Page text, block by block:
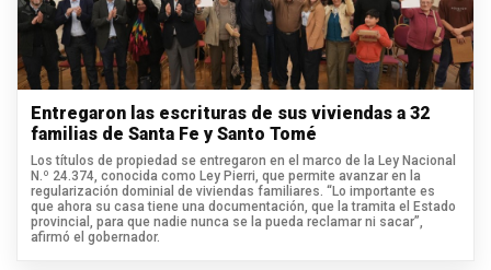
Entregaron las escrituras de sus viviendas a 32
familias de Santa Fe y Santo Tomé
Los títulos de propiedad se entregaron en el marco de la Ley Nacional
N.º 24.374, conocida como Ley Pierri, que permite avanzar en la
regularización dominial de viviendas familiares. “Lo importante es
que ahora su casa tiene una documentación, que la tramita el Estado
provincial, para que nadie nunca se la pueda reclamar ni sacar”,
afirmó el gobernador.